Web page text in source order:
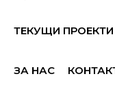
ТЕКУЩИ ПРОЕКТИ
ЗА НАС